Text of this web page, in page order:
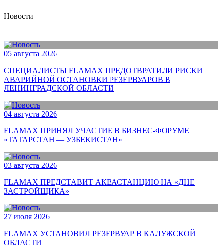
Новости
05 августа 2026
СПЕЦИАЛИСТЫ FLAMAX ПРЕДОТВРАТИЛИ РИСКИ
АВАРИЙНОЙ ОСТАНОВКИ РЕЗЕРВУАРОВ В
ЛЕНИНГРАДСКОЙ ОБЛАСТИ
04 августа 2026
FLAMAX ПРИНЯЛ УЧАСТИЕ В БИЗНЕС-ФОРУМЕ
«ТАТАРСТАН — УЗБЕКИСТАН»
03 августа 2026
FLAMAX ПРЕДСТАВИТ АКВАСТАНЦИЮ НА «ДНЕ
ЗАСТРОЙЩИКА»
27 июля 2026
FLAMAX УСТАНОВИЛ РЕЗЕРВУАР В КАЛУЖСКОЙ
ОБЛАСТИ